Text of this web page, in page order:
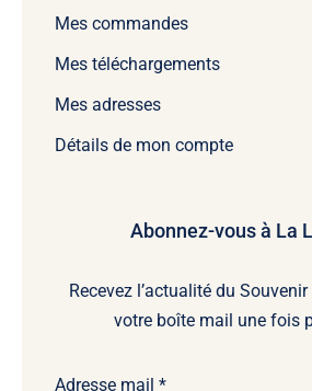
Mes commandes
Mes téléchargements
Mes adresses
Détails de mon compte
Abonnez-vous à La
Recevez l’actualité du
votre boîte mail une fois
Adresse mail *